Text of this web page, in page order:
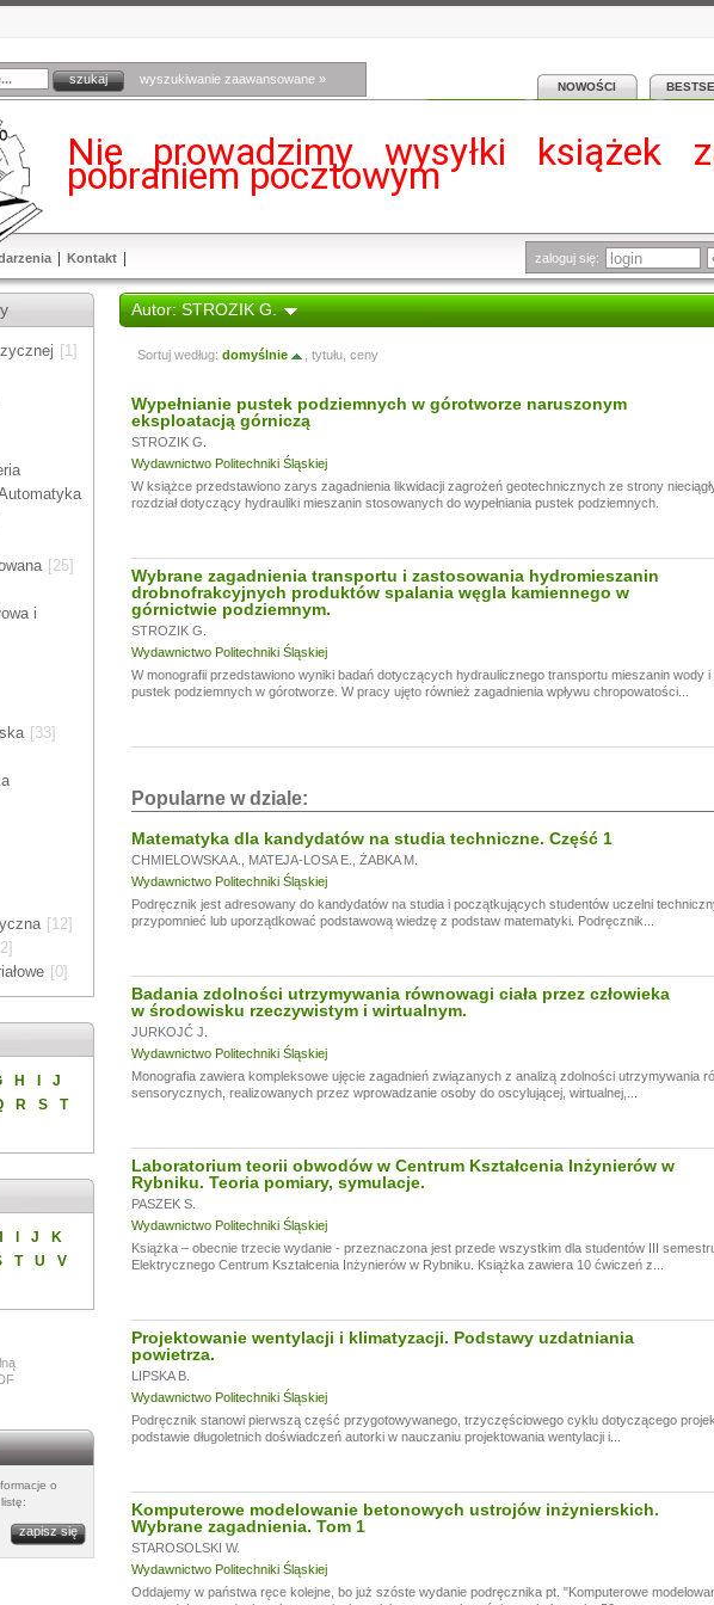
wyszukiwanie zaawansowane »
NOWOŚCI
Nie prowadzimy wysyłki książek
pobraniem pocztowym
Drodzy Klienci!
Ze względu na przerwę wakacyjną, w dniach od13.07.do24.07,
zamówienia mogą być realizowane z opóźnieniem.
Dziękujemy za wyrozumiałość.
Kontakt zaloguj się:
[1]
[25]
i
[33]
[12]
[0]
H
J
R S
T
J
K
T U
V
o
Autor: STROZIK G.
Sortuj według: domyślnie tytułu, ceny
Wypełnianie pustek podziemnych w górotworze naruszonym
eksploatacją górniczą
STROZIK G.
Wydawnictwo Politechniki Śląskiej
W książce przedstawiono zarys zagadnienia likwidacji zagrożeń geotechnicznych ze strony
rozdział dotyczący hydrauliki mieszanin stosowanych do wypełniania pustek podziemnych.
Wybrane zagadnienia transportu i zastosowania hydromieszanin
drobnofrakcyjnych produktów spalania węgla kamiennego w
górnictwie podziemnym.
STROZIK G.
Wydawnictwo Politechniki Śląskiej
W monografii przedstawiono wyniki badań dotyczących hydraulicznego transportu mieszanin wody
pustek podziemnych w górotworze. W pracy ujęto również zagadnienia wpływu chropowatości...
Popularne w dziale:
Matematyka dla kandydatów na studia techniczne. Część 1
CHMIELOWSKA A. MATEJA-LOSA E.
ŻABKA M.
Wydawnictwo Politechniki Śląskiej
Podręcznik jest adresowany do kandydatów na studia i początkujących studentów uczelni
przypomnieć lub uporządkować podstawową wiedzę z podstaw matematyki. Podręcznik...
Badania zdolności utrzymywania równowagi ciała przez człowieka
w środowisku rzeczywistym i wirtualnym.
JURKOJĆ J.
Wydawnictwo Politechniki Śląskiej
Monografia zawiera kompleksowe ujęcie zagadnień związanych z analizą zdolności utrzymywania
sensorycznych, realizowanych przez wprowadzanie osoby do oscylującej, wirtualnej,...
Laboratorium teorii obwodów w Centrum Kształcenia Inżynierów w
Rybniku. Teoria pomiary, symulacje.
PASZEK S.
Wydawnictwo Politechniki Śląskiej
Książka – obecnie trzecie wydanie - przeznaczona jest przede wszystkim dla studentów III
Elektrycznego Centrum Kształcenia Inżynierów w Rybniku. Książka zawiera 10 ćwiczeń z...
Projektowanie wentylacji i klimatyzacji. Podstawy uzdatniania
powietrza.
LIPSKA B.
Wydawnictwo Politechniki Śląskiej
Podręcznik stanowi pierwszą część przygotowywanego, trzyczęściowego cyklu dotyczącego
podstawie długoletnich doświadczeń autorki w nauczaniu projektowania wentylacji i...
Komputerowe modelowanie betonowych ustrojów inżynierskich.
Wybrane zagadnienia. Tom 1
STAROSOLSKI W.
Wydawnictwo Politechniki Śląskiej
Oddajemy w państwa ręce kolejne, bo już szóste wydanie podręcznika pt. "Komputerowe